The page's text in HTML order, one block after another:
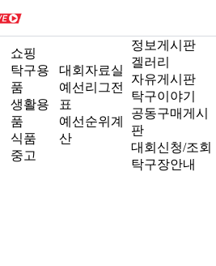
쇼핑
탁구용
품
생활용
품
식품
중고
대회자료실
예선리그전
표
예선순위계
산
정보게시판
겔러리
자유게시판
탁구이야기
공동구매게시
판
대회신청/조회
탁구장안내